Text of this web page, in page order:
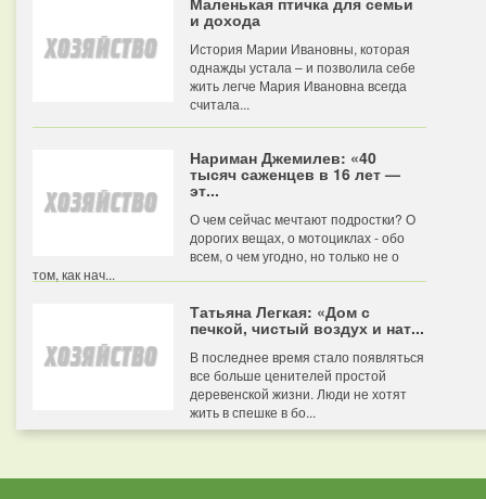
и дохода
История Марии Ивановны, которая
однажды устала – и позволила себе
жить легче Мария Ивановна всегда
считала...
Нариман Джемилев: «40
тысяч саженцев в 16 лет —
эт...
О чем сейчас мечтают подростки? О
дорогих вещах, о мотоциклах - обо
всем, о чем угодно, но только не о
том, как нач...
Татьяна Легкая: «Дом с
печкой, чистый воздух и нат...
В последнее время стало появляться
все больше ценителей простой
деревенской жизни. Люди не хотят
жить в спешке в бо...